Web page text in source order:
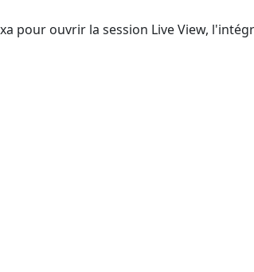
ouvrir la session Live View,